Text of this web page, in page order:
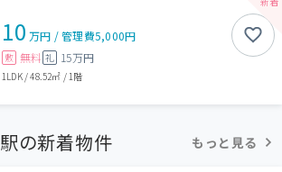
10 万円 /管理費5,000円
敷 無料 礼 15万円
1LDK/48.52㎡ / 1階
の新着物件 もっと見る